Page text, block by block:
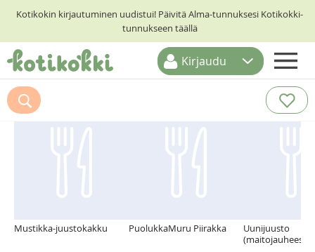
Kotikokin kirjautuminen uudistui! Päivitä Alma-tunnuksesi Kotikokki-
tunnukseen täällä
ETUSIVU
RESEPTIHAKU
Kirjaudu
Suosittelemme myös
Mustikka-juustokakku PuolukkaMuru Piirakka
Uunijuusto
(maitojauheesta)